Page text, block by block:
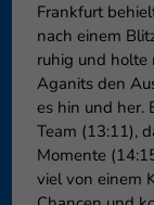
Frankfurt
nach einem
ruhig und holte
Aganits den
es hin und her.
Team (13:11),
Momente
viel von einem